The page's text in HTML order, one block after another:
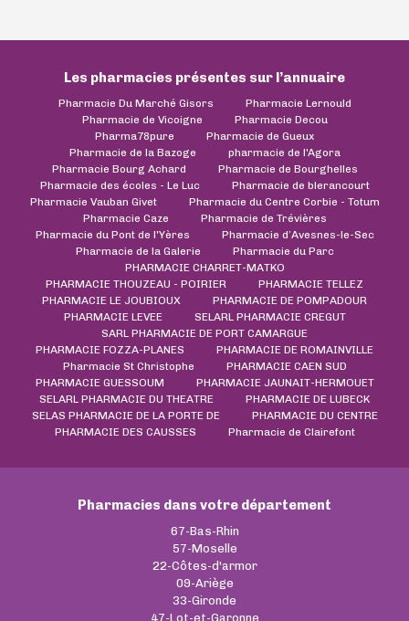
Les pharmacies présentes sur l’annuaire
Pharmacie Du Marché Gisors
Pharmacie Lernould
Pharmacie de Vicoigne
Pharmacie Decou
Pharma78pure
Pharmacie de Gueux
Pharmacie de la Bazoge
pharmacie de l'Agora
Pharmacie Bourg Achard
Pharmacie de Bourghelles
Pharmacie des écoles - Le Luc
Pharmacie de blerancourt
Pharmacie Vauban Givet
Pharmacie du Centre Corbie - Totum
Pharmacie Caze
Pharmacie de Trévières
Pharmacie du Pont de l'Yères
Pharmacie d’Avesnes-le-Sec
Pharmacie de la Galerie
Pharmacie du Parc
PHARMACIE CHARRET-MATKO
PHARMACIE THOUZEAU - POIRIER
PHARMACIE TELLEZ
PHARMACIE LE JOUBIOUX
PHARMACIE DE POMPADOUR
PHARMACIE LEVEE
SELARL PHARMACIE CREGUT
SARL PHARMACIE DE PORT CAMARGUE
PHARMACIE FOZZA-PLANES
PHARMACIE DE ROMAINVILLE
Pharmacie St Christophe
PHARMACIE CAEN SUD
PHARMACIE GUESSOUM
PHARMACIE JAUNAIT-HERMOUET
SELARL PHARMACIE DU THEATRE
PHARMACIE DE LUBECK
SELAS PHARMACIE DE LA PORTE DE
PHARMACIE DU CENTRE
PHARMACIE DES CAUSSES
Pharmacie de Clairefont
Pharmacies dans votre département
67-Bas-Rhin
57-Moselle
22-Côtes-d'armor
09-Ariège
33-Gironde
47-Lot-et-Garonne